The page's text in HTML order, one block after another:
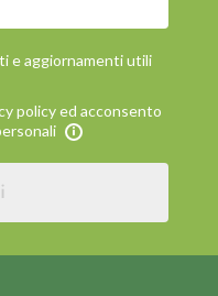
e aggiornamenti utili
policy ed acconsento